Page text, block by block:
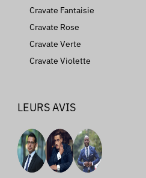
Cravate Fantaisie
Cravate Rose
Cravate Verte
Cravate Violette
LEURS AVIS